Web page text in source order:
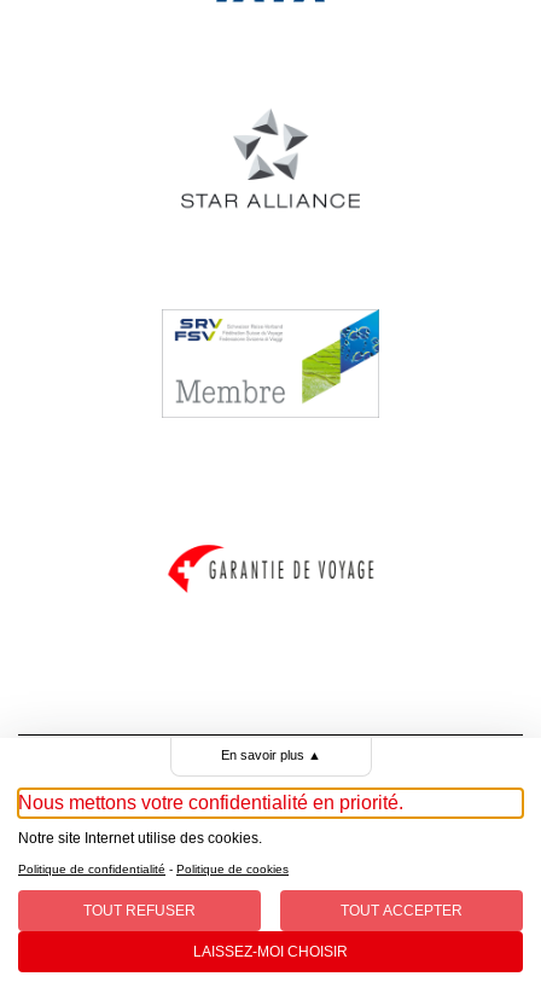
© Copyright 2025 croisitour.ch
Conditions générales | Protection des données
En savoir plus ▲
Nous mettons votre confidentialité en priorité.
Notre site Internet utilise des cookies.
Politique de confidentialité - Politique de cookies
TOUT REFUSER TOUT ACCEPTER
LAISSEZ-MOI CHOISIR